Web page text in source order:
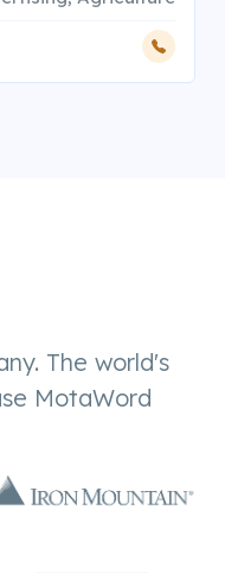
The world's
MotaWord.